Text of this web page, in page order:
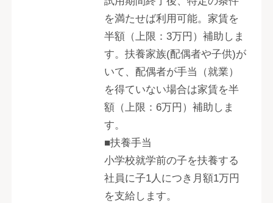
を満たせば利用可能。家賃を
半額（上限：3万円）補助しま
す。扶養家族(配偶者や子供)が
いて、配偶者が手当（就業）
を得ていない場合は家賃を半
額（上限：6万円）補助しま
す。
■扶養手当
小学校就学前の子を扶養する
社員に子1人につき月額1万円
を支給します。